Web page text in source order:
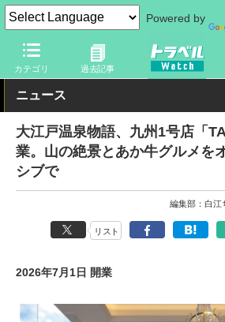
Powered by
カテゴリ 過去記事
トラベル Watch 旅の情報 ホテル・旅館
ニュース
大江戸温泉物語、九州1号店「
業。山の絶景とあか牛グルメを
シブで
編集部：白江
リスト
2026年7月1日 開業